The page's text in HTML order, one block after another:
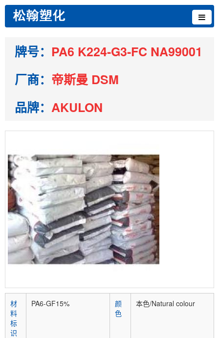
牌号： PA6 K224-G3-FC NA99001
厂商： 帝斯曼 DSM
品牌： AKULON
材
料
标
识
PA6-GF15%
颜
色
本色/Natural colour